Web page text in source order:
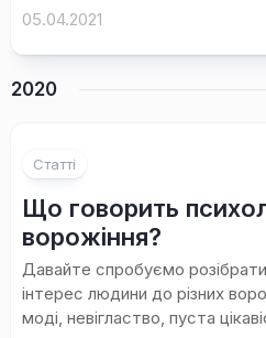
05.04.2021
2020
Статті
Що говорить
ворожіння?
Давайте спробуємо
інтерес людини до різних
моді, невігластво, пуста